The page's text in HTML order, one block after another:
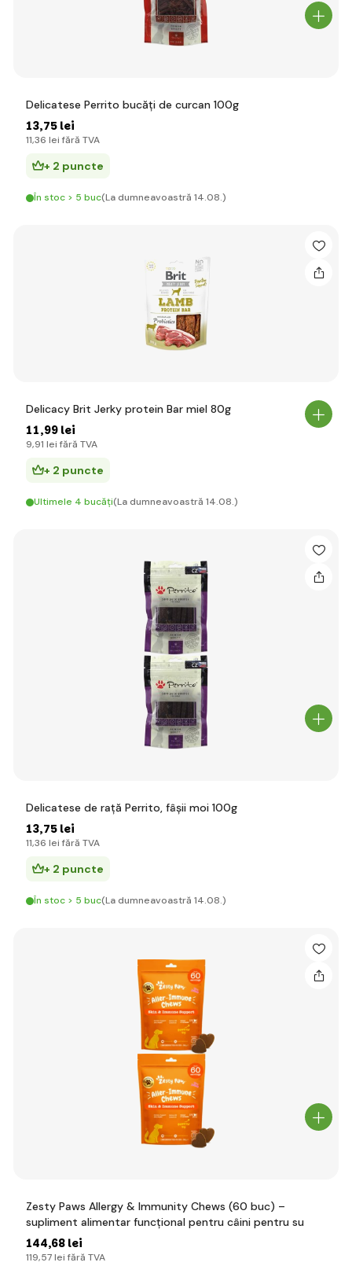
Delicatese Perrito bucăți de curcan 100g
13,75 lei
11,36 lei fără TVA
+ 2 puncte
În stoc > 5 buc(La dumneavoastră 14.08.)
Delicacy Brit Jerky protein Bar miel 80g
11,99 lei
9,91 lei fără TVA
+ 2 puncte
Ultimele 4 bucăți(La dumneavoastră 14.08.)
Delicatese de rață Perrito, fâșii moi 100g
13,75 lei
11,36 lei fără TVA
+ 2 puncte
În stoc > 5 buc(La dumneavoastră 14.08.)
Zesty Paws Allergy & Immunity Chews (60 buc) –
supliment alimentar funcțional pentru câini pentru su
144,68 lei
119,57 lei fără TVA